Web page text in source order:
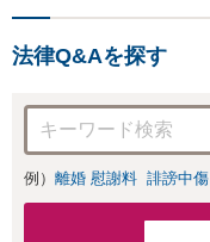
法律Q&Aを探す
例） 離婚 慰謝料 誹謗中傷